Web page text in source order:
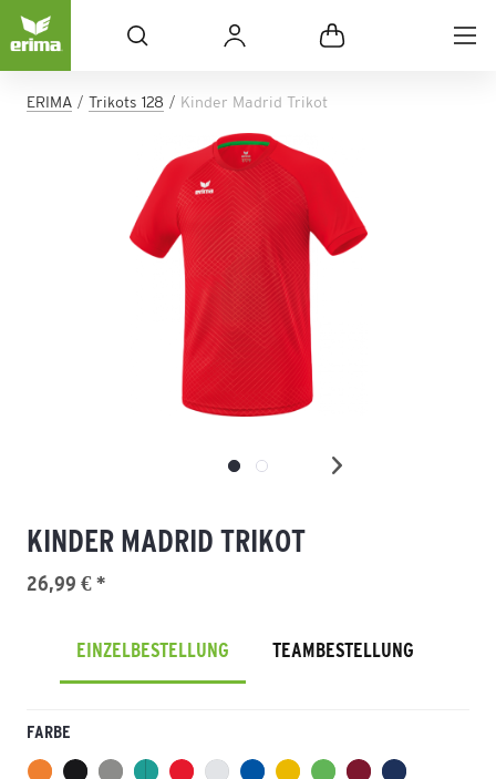
ERIMA Trikots 128 Kinder Madrid Trikot
KINDER MADRID TRIKOT
26,99 € *
EINZELBESTELLUNG TEAMBESTELLUNG
FARBE